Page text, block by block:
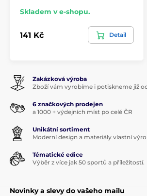
Skladem v e-shopu.
141 Kč Detail
Zakázková výroba
Zboží vám vyrobíme i potiskneme již
6 značkových prodejen
a 1000 + výdejních míst po celé ČR
Unikátní sortiment
Moderní design a materiály vlastní
Tématické edice
Výběr z více jak 50 sportů a příležitostí.
Novinky a slevy do vašeho mailu